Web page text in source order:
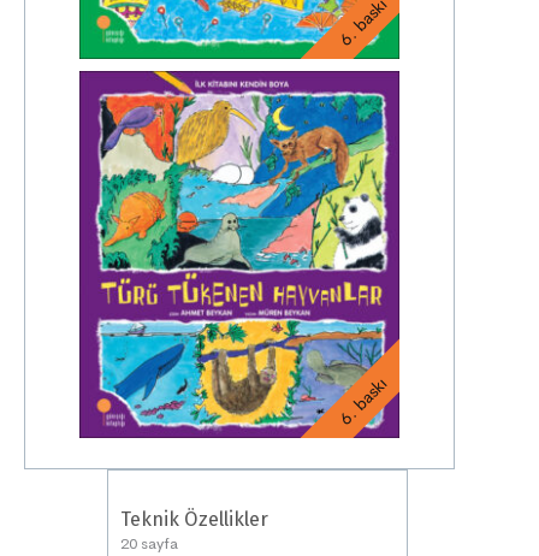
6. baskı
6. baskı
Teknik Özellikler
20 sayfa